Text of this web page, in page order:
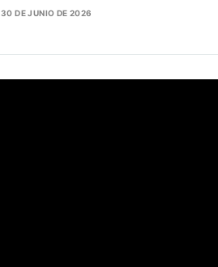
30 DE JUNIO DE 2026